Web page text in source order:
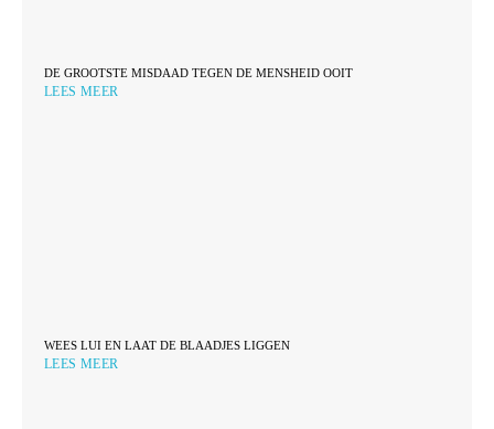
DE GROOTSTE MISDAAD TEGEN DE MENSHEID OOIT
LEES MEER
WEES LUI EN LAAT DE BLAADJES LIGGEN
LEES MEER